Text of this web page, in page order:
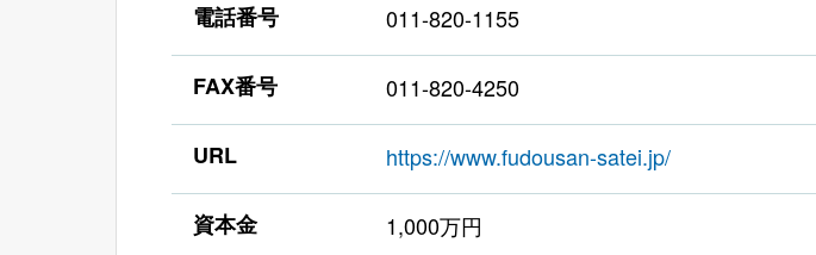
電話番号 011-820-1155
FAX番号 011-820-4250
URL https://www.fudousan-satei.jp/
資本金 1,000万円